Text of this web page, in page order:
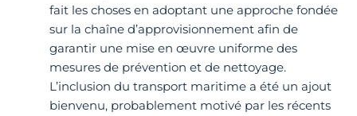
fait les choses en adoptant une approche fondée
sur la chaîne d’approvisionnement afin de
garantir une mise en œuvre uniforme des
mesures de prévention et de nettoyage.
L’inclusion du transport maritime a été un ajout
bienvenu, probablement motivé par les récents